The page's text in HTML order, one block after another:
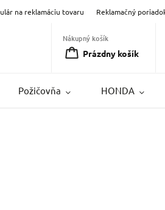
na reklamáciu tovaru Reklamačný
Nákupný košík
Prázdny košík
Požičovňa HONDA